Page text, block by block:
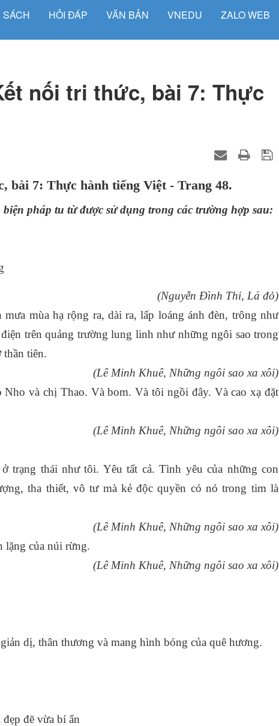
SÁCH HỎI ĐÁP VĂN BẢN VNEDU ZALO WEB
nối tri thức, bài 7: Thực
bài 7: Thực hành tiếng Việt - Trang 48.
pháp tu từ được sử dụng trong các trường hợp sau:
(Nguyễn Đình Thi, Lá đỏ)
mùa hạ rộng ra, dài ra, lấp loáng ánh đèn, trông như
trên quảng trường lung linh như những ngôi sao trong
thần tiên.
(Lê Minh Khuê, Những ngôi sao xa xôi)
và chị Thao. Và bom. Và tôi ngồi đây. Và cao xạ đặt
(Lê Minh Khuê, Những ngôi sao xa xôi)
trạng thái như tôi. Yêu tất cả. Tình yêu của những con
tha thiết, vô tư mà kẻ độc quyền có nó trong tim là
(Lê Minh Khuê, Những ngôi sao xa xôi)
lặng của núi rừng.
(Lê Minh Khuê, Những ngôi sao xa xôi)
dị, thân thương và mang hình bóng của quê hương.
đẽ vừa bí ẩn